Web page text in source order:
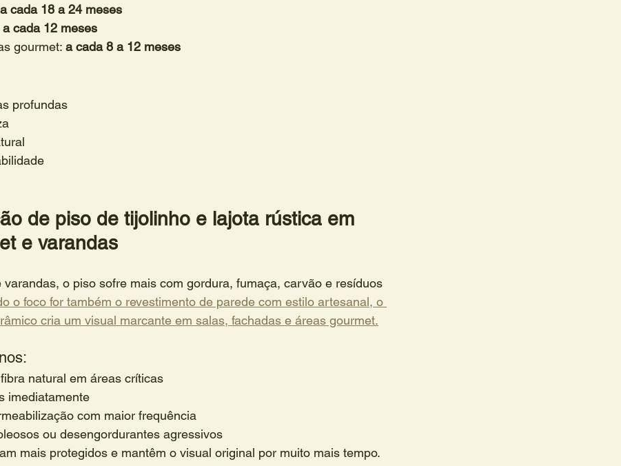
a cada 18 a 24 meses
a cada 12 meses
gourmet: a cada 8 a 12 meses
profundas
de piso de tijolinho e lajota rústica em
e varandas
varandas, o piso sofre mais com gordura, fumaça, carvão e resíduos
o foco for também o revestimento de parede com estilo artesanal, o
cria um visual marcante em salas, fachadas e áreas gourmet.
natural em áreas críticas
imediatamente
com maior frequência
ou desengordurantes agressivos
mais protegidos e mantêm o visual original por muito mais tempo.